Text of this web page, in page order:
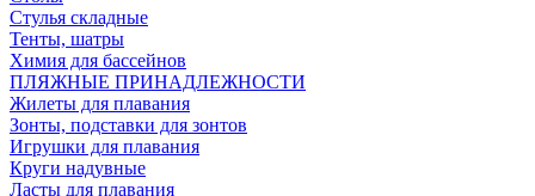
Стулья складные
Тенты, шатры
Химия для бассейнов
ПЛЯЖНЫЕ ПРИНАДЛЕЖНОСТИ
Жилеты для плавания
Зонты, подставки для зонтов
Игрушки для плавания
Круги надувные
Ласты для плавания